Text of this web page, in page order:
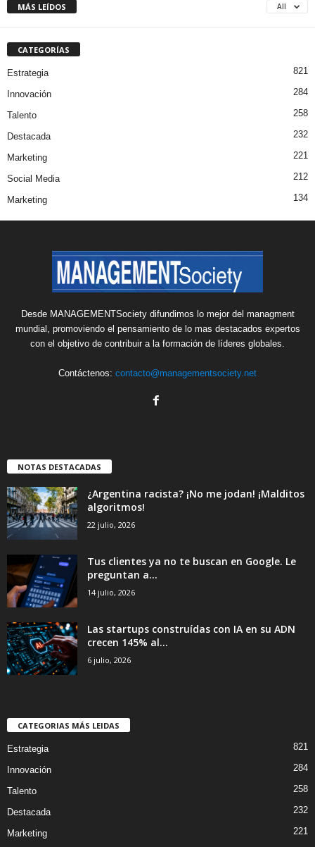
MÁS LEÍDOS All
CATEGORÍAS
Estrategia 821
Innovación 284
Talento 258
Destacada 232
Marketing 221
Social Media 212
Marketing 134
Desde MANAGEMENTSociety difundimos lo mejor del managment
mundial, promoviendo el pensamiento de lo mas destacados expertos
con el objetivo de contribuir a la formación de líderes globales.
Contáctenos: contacto@managementsociety.net
NOTAS DESTACADAS
¿Argentina racista? ¡No me jodan! ¡Malditos
algoritmos!
22 julio, 2026
Tus clientes ya no te buscan en Google. Le
preguntan a...
14 julio, 2026
Las startups construídas con IA en su ADN
crecen 145% al...
6 julio, 2026
CATEGORIAS MÁS LEIDAS
Estrategia 821
Innovación 284
Talento 258
Destacada 232
Marketing
221